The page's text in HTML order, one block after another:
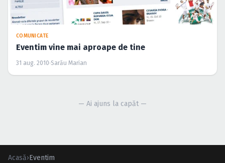
COMUNICATE
Eventim vine mai aproape de tine
31 aug. 2010·Sarău Marian
— Ai ajuns la capăt —
Acasă›Eventim